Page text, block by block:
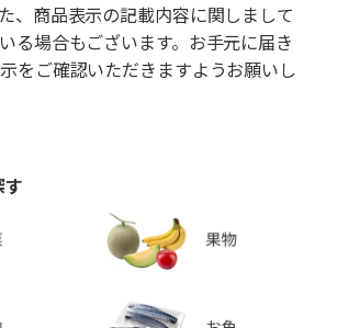
、商品表示の記載内容に関しまして
る場合もございます。お手元に届き
をご確認いただきますようお願いし
す